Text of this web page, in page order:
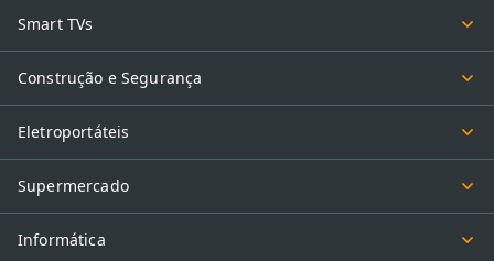
Smart TVs
Construção e Segurança
Eletroportáteis
Supermercado
Informática